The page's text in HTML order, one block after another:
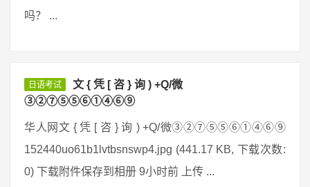
吗？ ...
日语考试
文 { 凭 [ 咨 } 询 ) +Q/微
③②⑦⑤⑤⑥①④⑥⑨
华人网文 { 凭 [ 咨 } 询 ) +Q/微③②⑦⑤⑤⑥①④⑥⑨
152440uo61b1lvtbsnswp4.jpg (441.17 KB, 下载次数:
0) 下载附件保存到相册 9小时前 上传 ...